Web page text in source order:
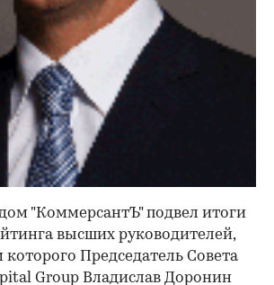
"КоммерсантЪ" подвел итоги
высших руководителей,
которого Председатель Совета
Group Владислав Доронин